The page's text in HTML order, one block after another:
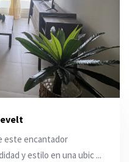
este encantador
y estilo en una ubic ...